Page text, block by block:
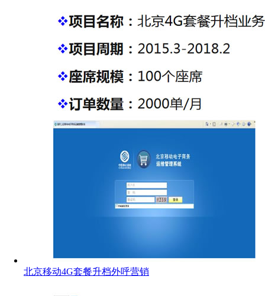
北京移动4G套餐升档外呼营销